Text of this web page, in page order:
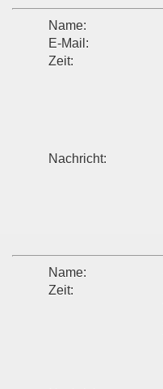
Name:
E-Mail:
Zeit:
Nachricht:
Name:
Zeit: